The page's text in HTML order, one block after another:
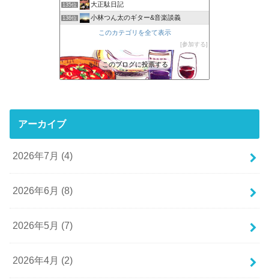
135位 大正駄日記
136位 小林つん太のギター&音楽談義
このカテゴリを全て表示
参加する
このブログに投票する
アーカイブ
2026年7月 (4)
2026年6月 (8)
2026年5月 (7)
2026年4月 (2)